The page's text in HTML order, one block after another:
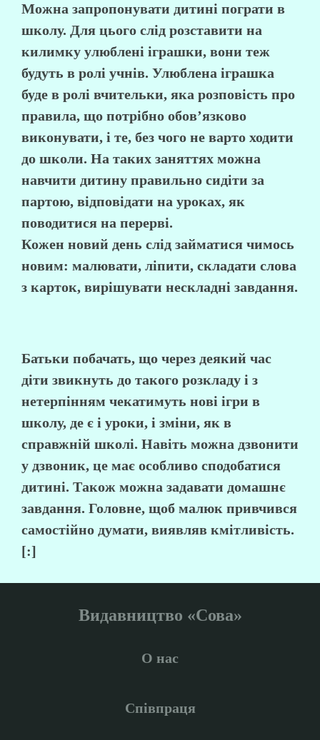
Можна запропонувати дитині пограти в
школу. Для цього слід розставити на
килимку улюблені іграшки, вони теж
будуть в ролі учнів. Улюблена іграшка
буде в ролі вчительки, яка розповість про
правила, що потрібно обов’язково
виконувати, і те, без чого не варто ходити
до школи. На таких заняттях можна
навчити дитину правильно сидіти за
партою, відповідати на уроках, як
поводитися на перерві.
Кожен новий день слід займатися чимось
новим: малювати, ліпити, складати слова
з карток, вирішувати нескладні завдання.
Батьки побачать, що через деякий час
діти звикнуть до такого розкладу і з
нетерпінням чекатимуть нові ігри в
школу, де є і уроки, і зміни, як в
справжній школі. Навіть можна дзвонити
у дзвоник, це має особливо сподобатися
дитині. Також можна задавати домашнє
завдання. Головне, щоб малюк привчився
самостійно думати, виявляв кмітливість.
[:]
Видавництво «Сова»
О нас
Співпраця